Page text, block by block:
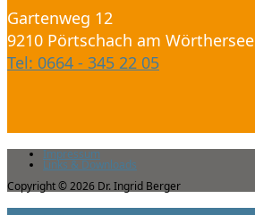
Gartenweg 12
9210 Pörtschach am Wörthersee
Tel: 0664 - 345 22 05
Impressum
Links & Downloads
Copyright © 2026 Dr. Ingrid Berger